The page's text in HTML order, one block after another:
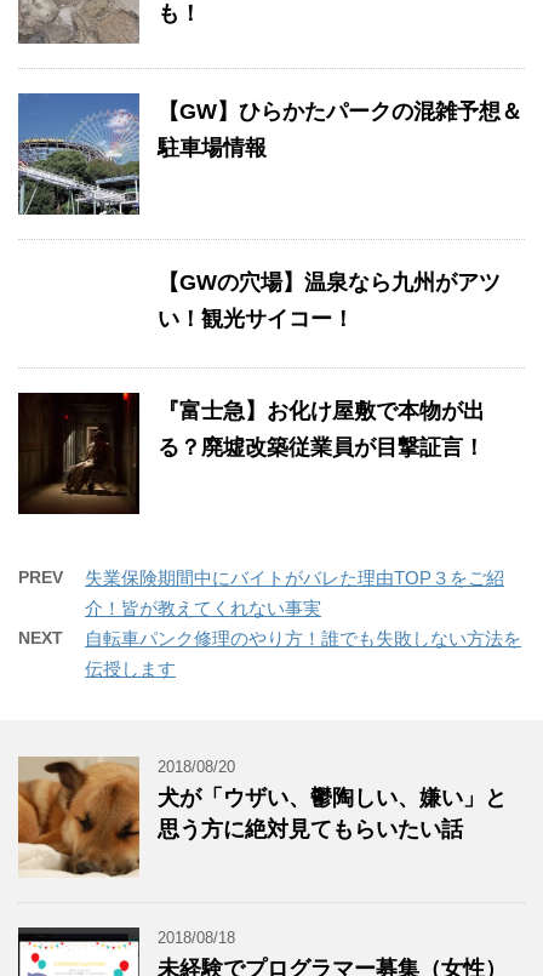
も！
【GW】ひらかたパークの混雑予想＆
駐車場情報
【GWの穴場】温泉なら九州がアツ
い！観光サイコー！
『富士急】お化け屋敷で本物が出
る？廃墟改築従業員が目撃証言！
PREV
失業保険期間中にバイトがバレた理由TOP３をご紹
介！皆が教えてくれない事実
NEXT
自転車パンク修理のやり方！誰でも失敗しない方法を
伝授します
2018/08/20
犬が「ウザい、鬱陶しい、嫌い」と
思う方に絶対見てもらいたい話
2018/08/18
未経験でプログラマー募集（女性）